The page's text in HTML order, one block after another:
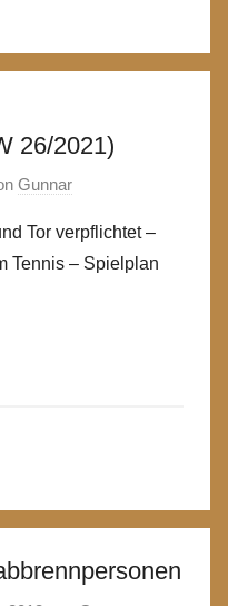
26/2021)
Gunnar
Tor verpflichtet –
Tennis – Spielplan